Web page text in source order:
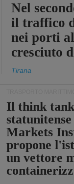
Nel
il traffico
nei porti
cresciuto
Tirana
Il think
Markets
propone
un vettore